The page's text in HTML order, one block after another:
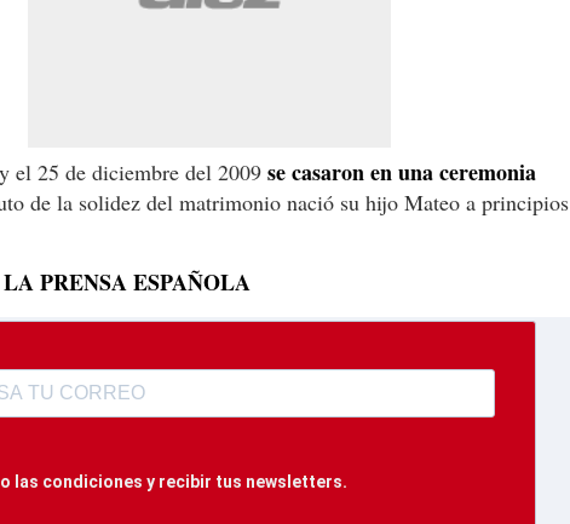
el 25 de diciembre del 2009 se casaron en una ceremonia
de la solidez del matrimonio nació su hijo Mateo a principios
PRENSA ESPAÑOLA
las condiciones y recibir tus newsletters.